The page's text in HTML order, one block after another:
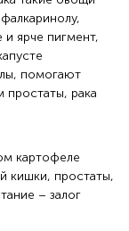
ярче пигмент,
помогают
простаты, рака
картофеле
кишки, простаты,
– залог